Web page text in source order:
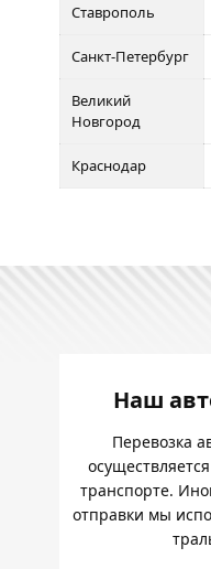
Ставрополь
Санкт-Петербург
Великий
Новгород
Краснодар
Наш
Перевозка
транспорте.
отправки мы